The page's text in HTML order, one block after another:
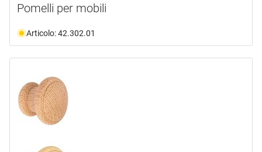
Pomelli per mobili
Articolo: 42.302.01